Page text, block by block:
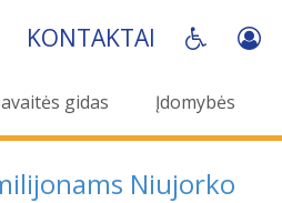
KONTAKTAI
gidas Įdomybės
Niujorko